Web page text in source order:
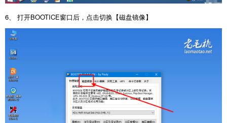
6、 打开BOOTICE窗口后，点击切换【磁盘镜像】